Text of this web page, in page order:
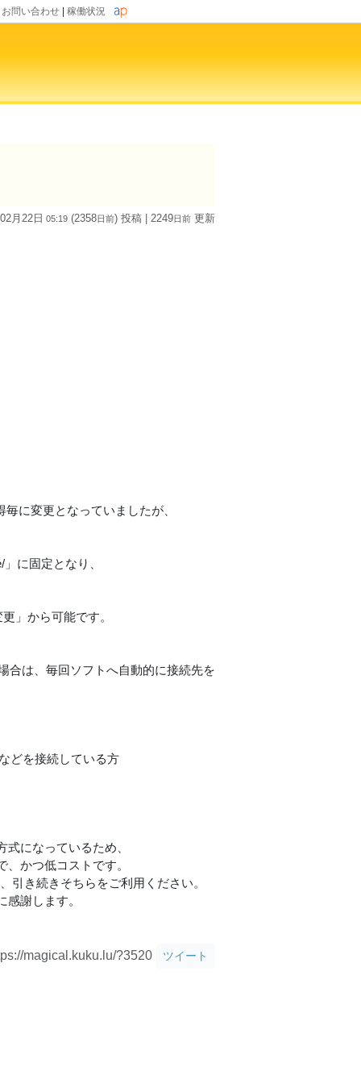
お問い合わせ 稼働状況
月22日 05:19 (2358日前) 投稿 | 2249日前 更新
に変更となっていましたが、
に固定となり、
」から可能です。
合は、毎回ソフトへ自動的に接続先を
どを接続している方
になっているため、
かつ低コストです。
引き続きそちらをご利用ください。
謝します。
magical.kuku.lu/?3520 ツイート